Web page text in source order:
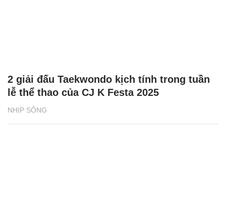
NHỊP SỐNG
2 giải đấu Taekwondo kịch tính trong tuần
lễ thể thao của CJ K Festa 2025